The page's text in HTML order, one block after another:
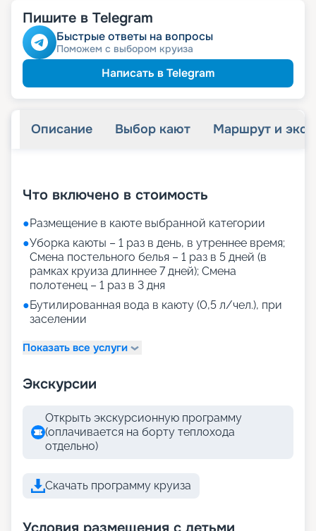
43 299
Скидкадетям
-5% от 45 705 ₽/ турист
пенсионерам
Пишите в Telegram
Быстрые ответы на вопросы
Поможем с выбором круиза
Написать в Telegram
Описание Выбор кают Маршрут и
Что включено в стоимость
●Размещение в каюте выбранной категории
●Уборка каюты – 1 раз в день, в утреннее время;
Смена постельного белья – 1 раз в 5 дней (в
рамках круиза длиннее 7 дней); Смена
полотенец – 1 раз в 3 дня
●Бутилированная вода в каюту (0,5 л/чел.), при
заселении
Показать все услуги
Экскурсии
Открыть экскурсионную программу
(оплачивается на борту теплохода
отдельно)
Скачать программу круиза